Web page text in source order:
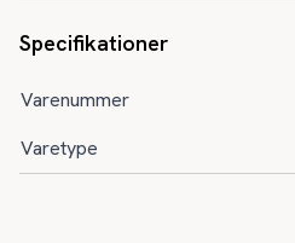
Specifikationer
Varenummer
Varetype